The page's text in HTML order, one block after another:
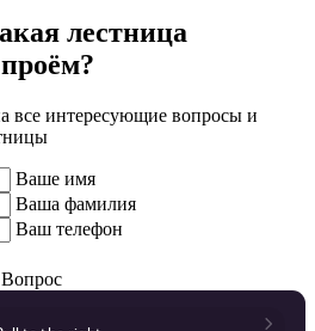
лестница
все интересующие вопросы и
Ваше имя
Ваша фамилия
Ваш телефон
Вопрос